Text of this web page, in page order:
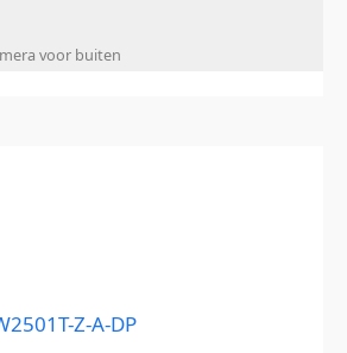
voor buiten